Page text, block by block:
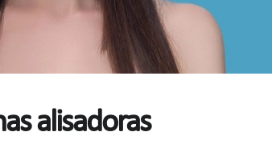
alisadoras